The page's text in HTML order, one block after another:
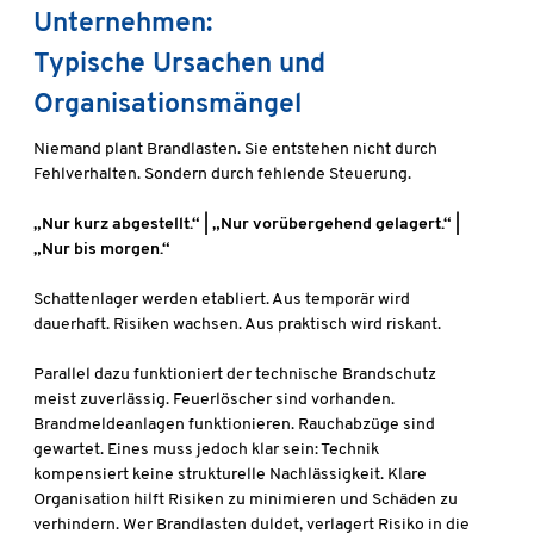
Unternehmen:
Typische Ursachen und
Organisationsmängel
Niemand plant Brandlasten. Sie entstehen nicht durch
Fehlverhalten. Sondern durch fehlende Steuerung.
„Nur kurz abgestellt.“ | „Nur vorübergehend gelagert.“ |
„Nur bis morgen.“
Schattenlager werden etabliert. Aus temporär wird
dauerhaft. Risiken wachsen. Aus praktisch wird riskant.
Parallel dazu funktioniert der technische Brandschutz
meist zuverlässig. Feuerlöscher sind vorhanden.
Brandmeldeanlagen funktionieren. Rauchabzüge sind
gewartet. Eines muss jedoch klar sein: Technik
kompensiert keine strukturelle Nachlässigkeit. Klare
Organisation hilft Risiken zu minimieren und Schäden zu
verhindern. Wer Brandlasten duldet, verlagert Risiko in die